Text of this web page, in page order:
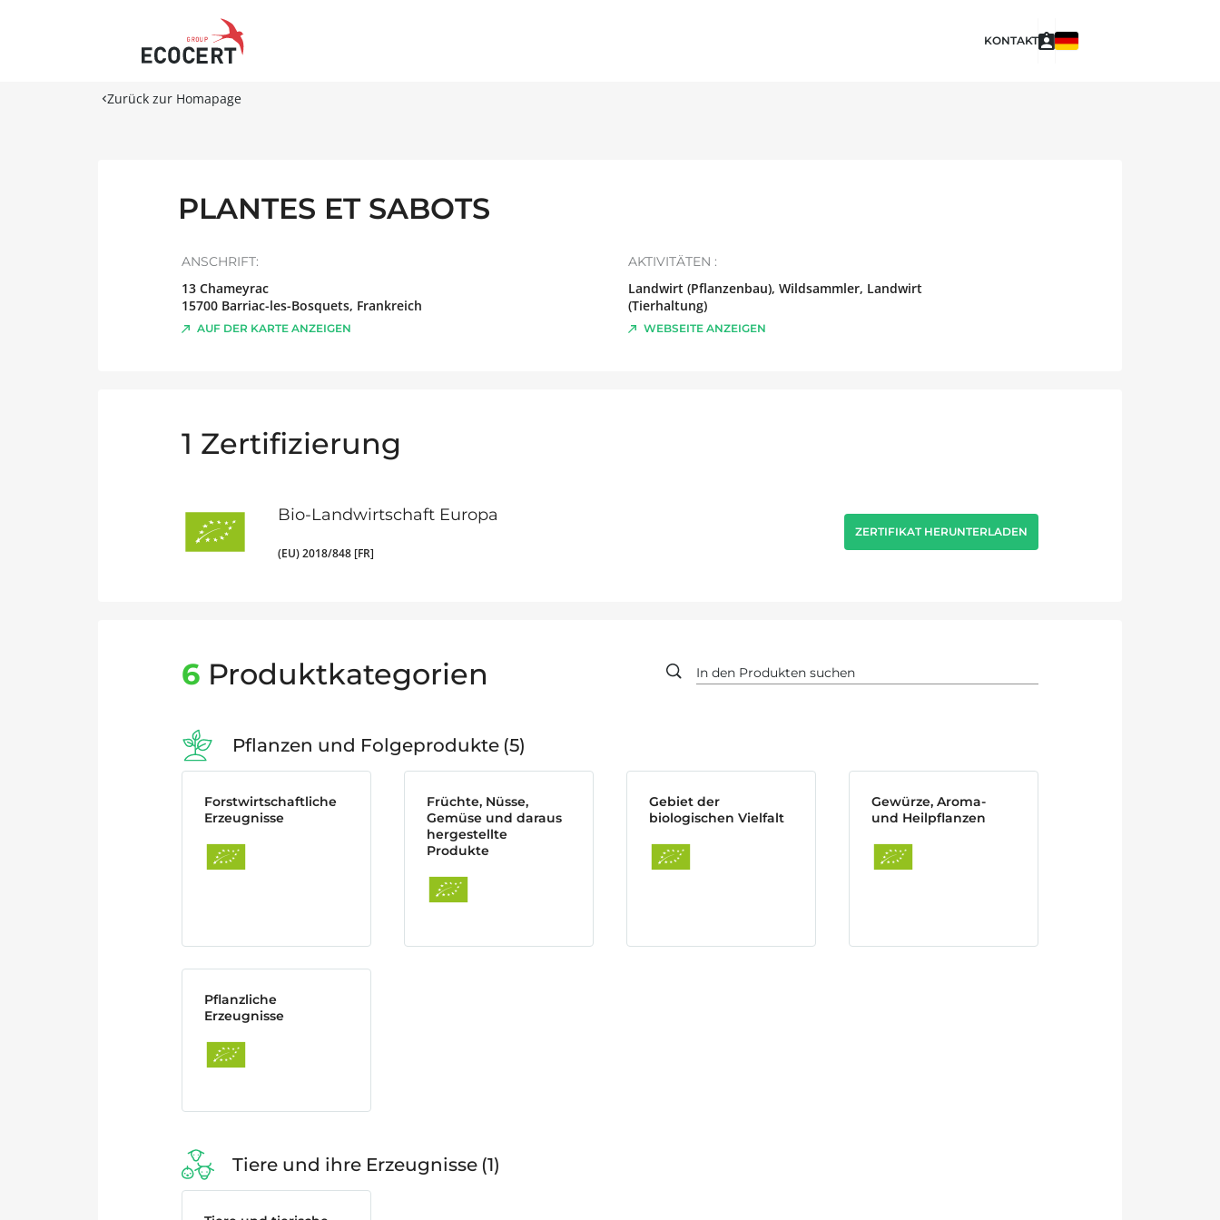
KONTAKT
Zurück zur Homapage
PLANTES ET SABOTS
ANSCHRIFT:
13 Chameyrac
15700 Barriac-les-Bosquets, Frankreich
AUF DER KARTE ANZEIGEN
AKTIVITÄTEN :
Landwirt (Pflanzenbau), Wildsammler, Landwirt
(Tierhaltung)
WEBSEITE ANZEIGEN
1 Zertifizierung
Bio-Landwirtschaft Europa
(EU) 2018/848 [FR]
ZERTIFIKAT HERUNTERLADEN
6 Produktkategorien
Pflanzen und Folgeprodukte 5
Forstwirtschaftliche
Erzeugnisse
Früchte, Nüsse,
Gemüse und daraus
hergestellte
Produkte
Gebiet der
biologischen Vielfalt
Gewürze, Aroma-
und Heilpflanzen
Pflanzliche
Erzeugnisse
Tiere und ihre Erzeugnisse 1